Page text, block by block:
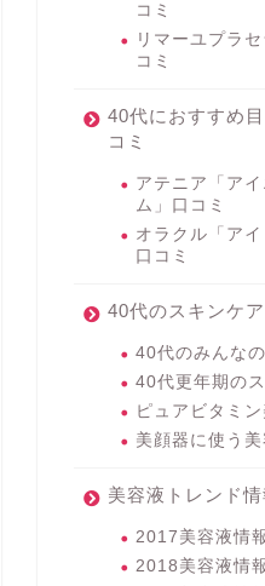
コミ
リマーユプラ
コミ
40代におすすめ
コミ
アテニア「ア
ム」口コミ
オラクル「アイ
口コミ
40代のスキンケア
40代のみんな
40代更年期の
ピュアビタミ
美顔器に使う美
美容液トレンド情
2017美容液情
2018美容液情